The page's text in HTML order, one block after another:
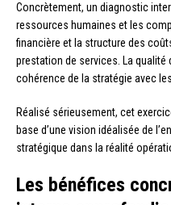
Concrètement, un diagnostic
ressources humaines et les
financière et la structure des
prestation de services. La qualité
cohérence de la stratégie avec
Réalisé sérieusement, cet
base d’une vision idéalisée de
stratégique dans la réalité
Les bénéfices